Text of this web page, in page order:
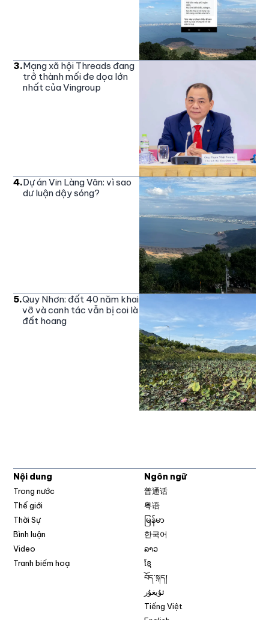
3.Mạng xã hội Threads đang
trở thành mối đe dọa lớn
nhất của Vingroup
4.Dự án Vin Làng Vân: vì sao
dư luận dậy sóng?
5.Quy Nhơn: đất 40 năm khai
vỡ và canh tác vẫn bị coi là
đất hoang
Nội dung
Trong nước
Thế giới
Thời Sự
Bình luận
Video
Tranh biếm hoạ
Ngôn ngữ
普通话
粤语
မြန်မာ
한국어
ລາວ
ខ្មែ
བོད་སྐད།
ئۇيغۇر
Tiếng Việt